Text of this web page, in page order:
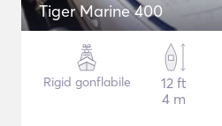
Tiger Marine 400
Rigid gonflabile
12 ft
4 m